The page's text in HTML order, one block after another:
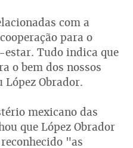
com a
para o
estar. Tudo indica que
o bem dos nossos
López Obrador.
mexicano das
que López Obrador
"as